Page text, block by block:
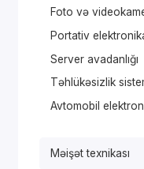
Foto və
Portativ
Server avadanlığı
Təhlükəsizlik
Avtomobil
Məişət texnikası